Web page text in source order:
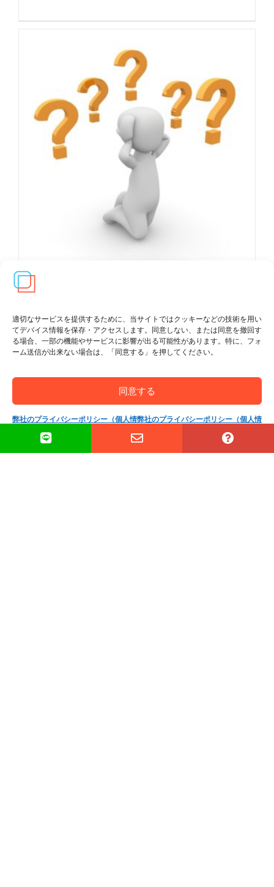
適切なサービスを提供するために、当サイトではクッキーなどの技術を用い
てデバイス情報を保存・アクセスします。同意しない、または同意を撤回す
る場合、一部の機能やサービスに影響が出る可能性があります。特に、フォ
ーム送信が出来ない場合は、「同意する」を押してください。
同意する
弊社のプライバシーポリシー（個人情
報保護方針）
弊社のプライバシーポリシー（個人情
報保護方針）
スケジュールとGID診断書に
ついてのご相談
By横須賀 武彦 | 2017年06月8日
質問1： サイト上に以下の記述がありました
が、英訳をお願いするとしていつお送りすれば
よろしいでしょうか。また、セカンドオピニオ